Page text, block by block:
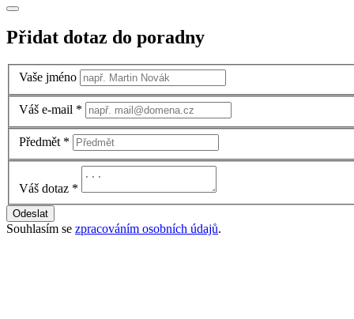
Přidat dotaz do poradny
Vaše jméno
Váš e-mail *
Předmět *
Váš dotaz *
Odeslat
Souhlasím se zpracováním osobních údajů.